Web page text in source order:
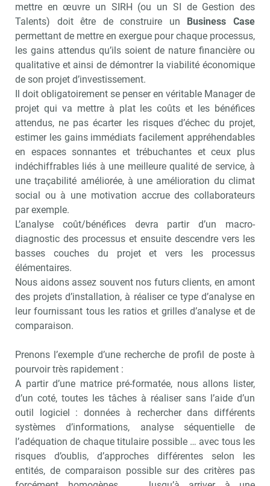
mettre en œuvre un SIRH (ou un SI de Gestion des
Talents) doit être de construire un Business Case
permettant de mettre en exergue pour chaque processus,
les gains attendus qu’ils soient de nature financière ou
qualitative et ainsi de démontrer la viabilité économique
de son projet d’investissement.
Il doit obligatoirement se penser en véritable Manager de
projet qui va mettre à plat les coûts et les bénéfices
attendus, ne pas écarter les risques d’échec du projet,
estimer les gains immédiats facilement appréhendables
en espaces sonnantes et trébuchantes et ceux plus
indéchiffrables liés à une meilleure qualité de service, à
une traçabilité améliorée, à une amélioration du climat
social ou à une motivation accrue des collaborateurs
par exemple.
L’analyse coût/bénéfices devra partir d’un macro-
diagnostic des processus et ensuite descendre vers les
basses couches du projet et vers les processus
élémentaires.
Nous aidons assez souvent nos futurs clients, en amont
des projets d’installation, à réaliser ce type d’analyse en
leur fournissant tous les ratios et grilles d’analyse et de
comparaison.
Prenons l’exemple d’une recherche de profil de poste à
pourvoir très rapidement :
A partir d’une matrice pré-formatée, nous allons lister,
d’un coté, toutes les tâches à réaliser sans l’aide d’un
outil logiciel : données à rechercher dans différents
systèmes d’informations, analyse séquentielle de
l’adéquation de chaque titulaire possible … avec tous les
risques d’oublis, d’approches différentes selon les
entités, de comparaison possible sur des critères pas